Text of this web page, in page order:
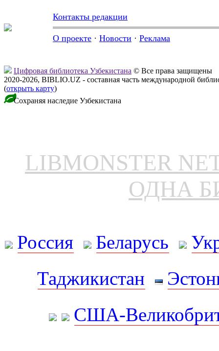
Контакты редакции
О проекте · Новости · Реклама
Цифровая библиотека Узбекистана © Все права защищены
2020-2026, BIBLIO.UZ - составная часть международной
(открыть карту)
Сохраняя наследие Узбекистана
LIBMONSTER
ОДНА
Россия Беларусь
Таджикистан
США-